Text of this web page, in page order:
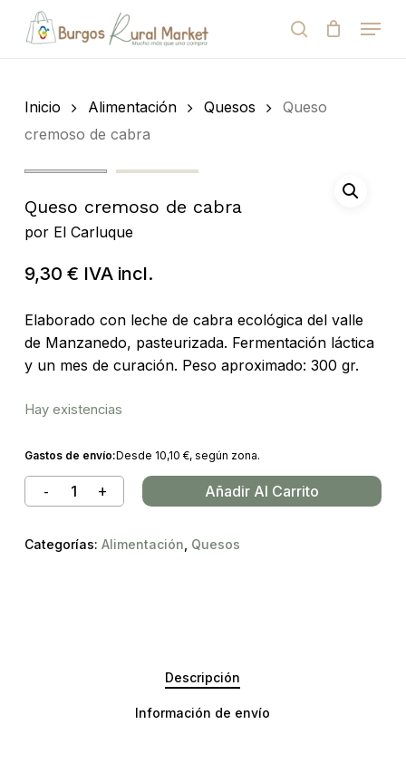
de
search
Menu
Cart
Inicio Alimentación Quesos
Queso
cremoso de cabra
Queso cremoso de cabra
por El Carluque
9,30 € IVA incl.
Elaborado con leche de cabra ecológica del valle
de Manzanedo, pasteurizada. Fermentación láctica
y un mes de curación. Peso aproximado: 300 gr.
Hay existencias
Gastos de envío:Desde 10,10 €, según zona.
Añadir Al Carrito
Categorías: Alimentación Quesos
Descripción
Información de envío